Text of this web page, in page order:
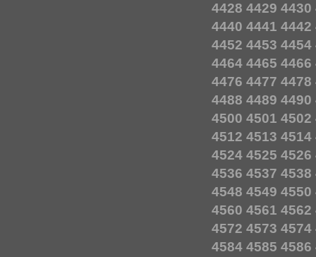
4428 4429 4430
4440 4441 4442
4452 4453 4454
4464 4465 4466
4476 4477 4478
4488 4489 4490
4500 4501 4502
4512 4513 4514
4524 4525 4526
4536 4537 4538
4548 4549 4550
4560 4561 4562
4572 4573 4574
4584 4585 4586